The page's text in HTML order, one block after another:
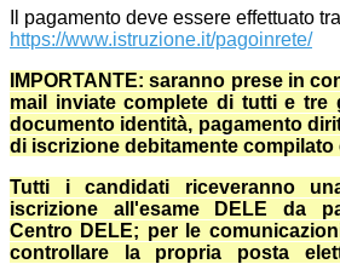
Il pagamento deve essere effettuato
https://www.istruzione.it/pagoinrete/
IMPORTANTE: saranno prese in
mail inviate complete di tutti e tre
documento identità, pagamento
di iscrizione debitamente compilato
Tutti i candidati riceveranno
iscrizione all'esame DELE da
Centro DELE; per le
controllare la propria posta